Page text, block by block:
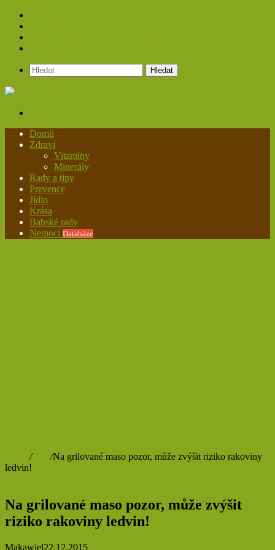
Hledat
Domů
Zdraví
Vitamíny
Minerály
Rady a tipy
Prevence
Jídlo
Krása
Babské rady
Nemoci Databáze
/Jídlo /Na grilované maso pozor, může zvýšit riziko rakoviny
ledvin!
Na grilované maso pozor, může zvýšit
riziko rakoviny ledvin!
Makawiel22.12.2015